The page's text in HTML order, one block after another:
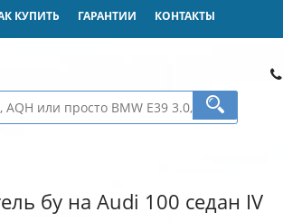
КУПИТЬ ГАРАНТИИ КОНТАКТЫ
бу на Audi 100 седан IV